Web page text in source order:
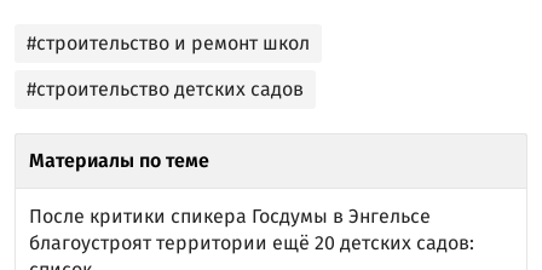
#строительство и ремонт школ
#строительство детских садов
Материалы по теме
После критики спикера Госдумы в Энгельсе
благоустроят территории ещё 20 детских садов: